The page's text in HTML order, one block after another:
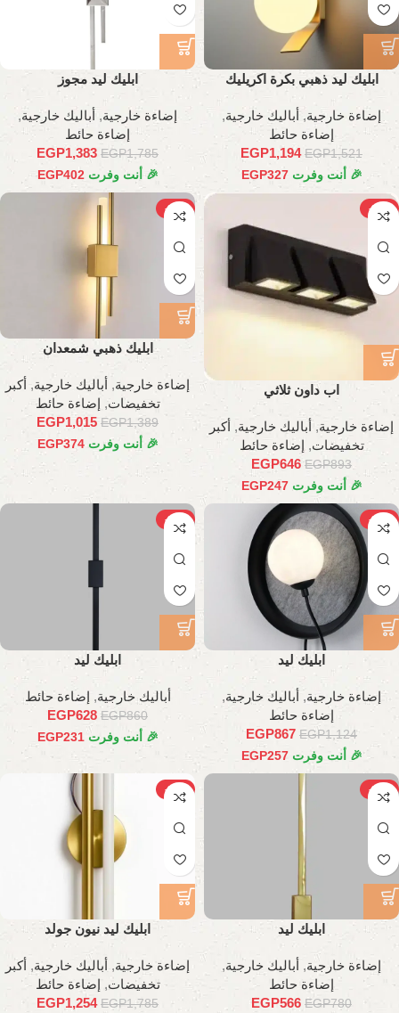
ابليك ليد ذهبي بكرة اكريليك
إضاءة خارجية, أباليك خارجية,
إضاءة حائط
EGP1,521
EGP1,194
🎉 أنت وفرت EGP327
ابليك ليد مجوز
إضاءة خارجية, أباليك خارجية,
إضاءة حائط
EGP1,785
EGP1,383
🎉 أنت وفرت EGP402
-28%
اب داون ثلاثي
إضاءة خارجية, أباليك خارجية, أكبر
تخفيضات, إضاءة حائط
EGP893
EGP646
🎉 أنت وفرت EGP247
-27%
ابليك ذهبي شمعدان
إضاءة خارجية, أباليك خارجية, أكبر
تخفيضات, إضاءة حائط
EGP1,389
EGP1,015
🎉 أنت وفرت EGP374
-23%
ابليك ليد
إضاءة خارجية, أباليك خارجية,
إضاءة حائط
EGP1,124
EGP867
🎉 أنت وفرت EGP257
-27%
ابليك ليد
أباليك خارجية, إضاءة حائط
EGP860
EGP628
🎉 أنت وفرت EGP231
-27%
ابليك ليد
إضاءة خارجية, أباليك خارجية,
إضاءة حائط
EGP780
EGP566
-30%
ابليك ليد نيون جولد
إضاءة خارجية, أباليك خارجية, أكبر
تخفيضات, إضاءة حائط
EGP1,785
EGP1,254